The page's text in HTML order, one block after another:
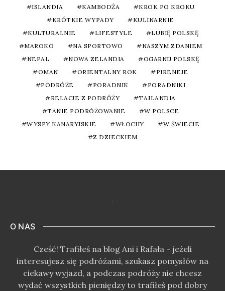
ISLANDIA
KAMBODŻA
KROK PO KROKU
KRÓTKIE WYPADY
KULINARNIE
KULTURALNIE
LIFESTYLE
LUBIĘ POLSKĘ
MAROKO
NA SPORTOWO
NASZYM ZDANIEM
NEPAL
NOWA ZELANDIA
OGARNIJ POLSKĘ
OMAN
ORIENTALNY ROK
PIRENEJE
PODRÓŻE
PORADNIK
PORADNIKI
RELACJE Z PODRÓŻY
TAJLANDIA
TANIE PODRÓŻOWANIE
W POLSCE
WYSPY KANARYJSKIE
WŁOCHY
W ŚWIECIE
Z DZIECKIEM
O NAS
Cześć! Trafiłeś na blog Ani i Rafała - jeżeli
interesujesz się podróżami, szukasz pomysłów na
ciekawy wyjazd, a podczas podróży nie chcesz
wydać wszystkich pieniędzy to trafiłeś pod dobry